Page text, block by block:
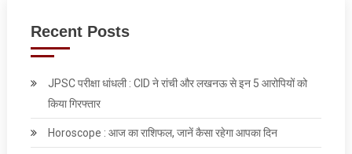
Recent Posts
JPSC परीक्षा धांधली : CID ने रांची और लखनऊ से इन 5 आरोपियों को
किया गिरफ्तार
Horoscope : आज का राशिफल, जानें कैसा रहेगा आपका दिन